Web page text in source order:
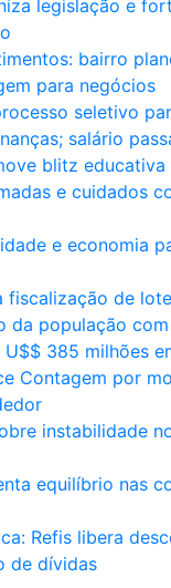
legislação e
bairro
para negócios
seletivo
salário
blitz educativa
e cuidados
e economia
fiscalização de
da população
U$$ 385 milhões
Contagem por
instabilidade
equilíbrio nas
Refis libera
de dívidas